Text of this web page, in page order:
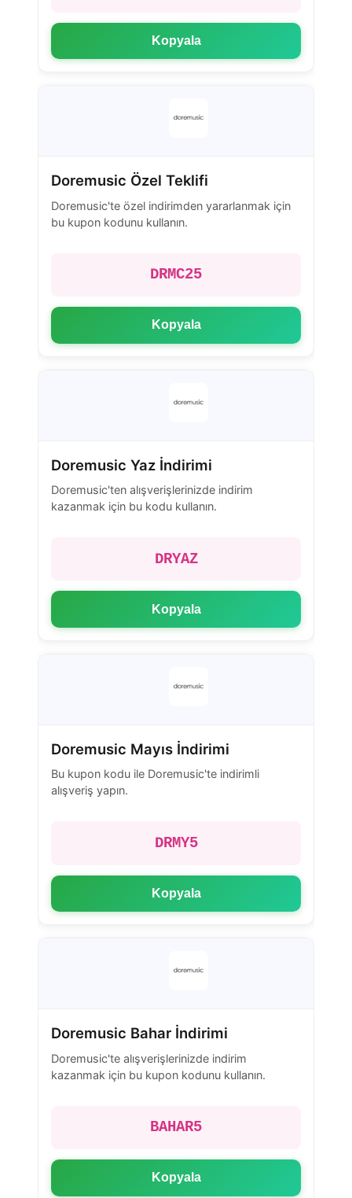
Kopyala
Doremusic Özel Teklifi
Doremusic'te özel indirimden yararlanmak için
bu kupon kodunu kullanın.
DRMC25
Kopyala
Doremusic Yaz İndirimi
Doremusic'ten alışverişlerinizde indirim
kazanmak için bu kodu kullanın.
DRYAZ
Kopyala
Doremusic Mayıs İndirimi
Bu kupon kodu ile Doremusic'te indirimli
alışveriş yapın.
DRMY5
Kopyala
Doremusic Bahar İndirimi
Doremusic'te alışverişlerinizde indirim
kazanmak için bu kupon kodunu kullanın.
BAHAR5
Kopyala